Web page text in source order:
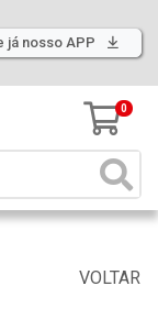
já nosso APP
0
VOLTAR